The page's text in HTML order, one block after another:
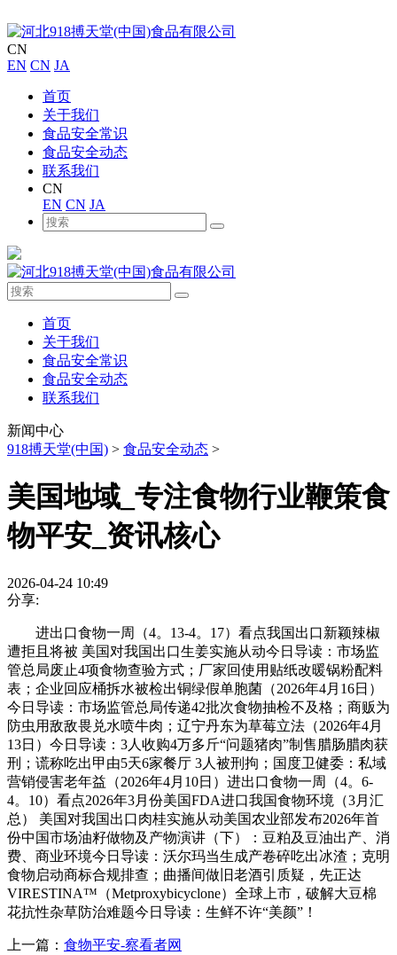
CN
EN CN JA
首页
关于我们
食品安全常识
食品安全动态
联系我们
CN
EN CN JA
首页
关于我们
食品安全常识
食品安全动态
联系我们
新闻中心
918搏天堂(中国) > 食品安全动态 >
美国地域_专注食物行业鞭策食
物平安_资讯核心
2026-04-24 10:49
分享:
进出口食物一周（4。13-4。17）看点我国出口新颖辣椒
遭拒且将被 美国对我国出口生姜实施从动今日导读：市场监
管总局废止4项食物查验方式；厂家回使用贴纸改暖锅粉配料
表；企业回应桶拆水被检出铜绿假单胞菌（2026年4月16日）
今日导读：市场监管总局传递42批次食物抽检不及格；商贩为
防虫用敌敌畏兑水喷牛肉；辽宁丹东为草莓立法（2026年4月
13日）今日导读：3人收购4万多斤“问题猪肉”制售腊肠腊肉获
刑；谎称吃出甲由5天6家餐厅 3人被刑拘；国度卫健委：私域
营销侵害老年益（2026年4月10日）进出口食物一周（4。6-
4。10）看点2026年3月份美国FDA进口我国食物环境（3月汇
总） 美国对我国出口肉桂实施从动美国农业部发布2026年首
份中国市场油籽做物及产物演讲（下）：豆粕及豆油出产、消
费、商业环境今日导读：沃尔玛当生成产卷碎吃出冰渣；克明
食物启动商标合规排查；曲播间做旧老酒引质疑，先正达
VIRESTINA™（Metproxybicyclone）全球上市，破解大豆棉
花抗性杂草防治难题今日导读：生鲜不许“美颜”！
上一篇： 食物平安-察看者网